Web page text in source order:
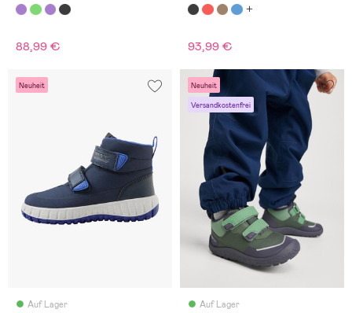
88,99 € 93,99 €
Neuheit
Auf Lager
Neuheit
Versandkostenfrei
Auf Lager